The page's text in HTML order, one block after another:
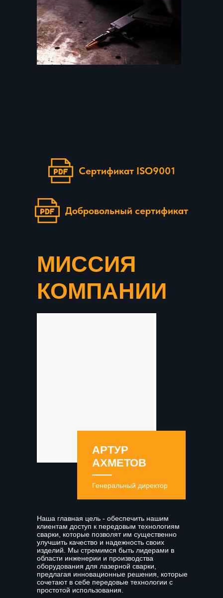
Сертификат ISO9001
Добровольный сертификат
МИССИЯ
КОМПАНИИ
Наша главная цель - обеспечить нашим
клиентам доступ к передовым технологиям
сварки, которые позволят им существенно
улучшить качество и надежность своих
изделий. Мы стремимся быть лидерами в
области инженерии и производства
оборудования для лазерной сварки,
предлагая инновационные решения, которые
сочетают в себе передовые технологии с
простотой использования.
Генеральный директор
АРТУР
АХМЕТОВ